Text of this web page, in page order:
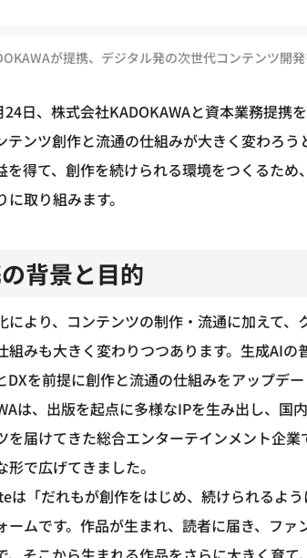
が提携、デジタル発の次世代コンテンツ開
日、株式会社KADOKAWAと資本業務提携
テンツ創作と流通の仕組みが大きく変わろ
を得て、創作を続けられる環境をつくるた
取り組みます。
背景と目的
により、コンテンツの制作・流通に加えて
組みも大きく変わりつつあります。生成AI
DXを前提に創作と流通の仕組みをアップデー
は、出版を起点に多様なIPを生み出し、国
を届けてきた総合エンターテインメント企
形で広げてきました。
は「だれもが創作をはじめ、続けられるよ
ームです。作品が生まれ、読者に届き、フ